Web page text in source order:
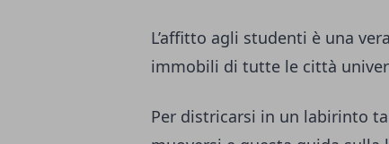
L’affitto agli studenti è una
immobili di tutte le città
Per districarsi in un labirinto